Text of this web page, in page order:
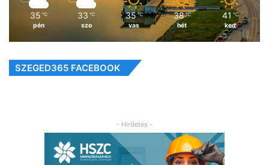
35 ℃
pén
33 ℃
szo
35 ℃
vas
38 ℃
hét
41 ℃
ked
SZEGED365 FACEBOOK
- Hirdetés -